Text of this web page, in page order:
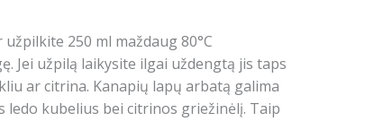
250 ml maždaug 80°C
Jei užpilą laikysite ilgai uždengtą jis taps
ar citrina. Kanapių lapų arbatą galima
kubelius bei citrinos griežinėlį. Taip